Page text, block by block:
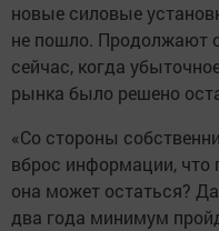
новые силовые
не пошло. Продолжают
сейчас, когда
рынка было решено
«Со стороны
вброс информации, что
она может остаться?
два года минимум